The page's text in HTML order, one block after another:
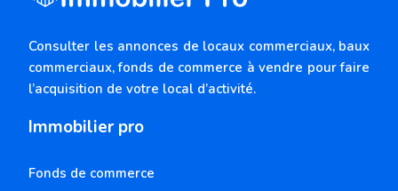
Consulter les annonces de locaux commerciaux, baux
commerciaux, fonds de commerce à vendre pour faire
l’acquisition de votre local d’activité.
Immobilier pro
Fonds de commerce